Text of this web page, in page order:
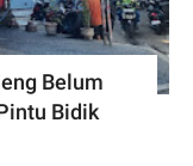
Belum
Bidik